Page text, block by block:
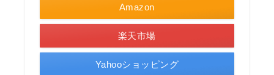
Amazon
楽天市場
Yahooショッピング